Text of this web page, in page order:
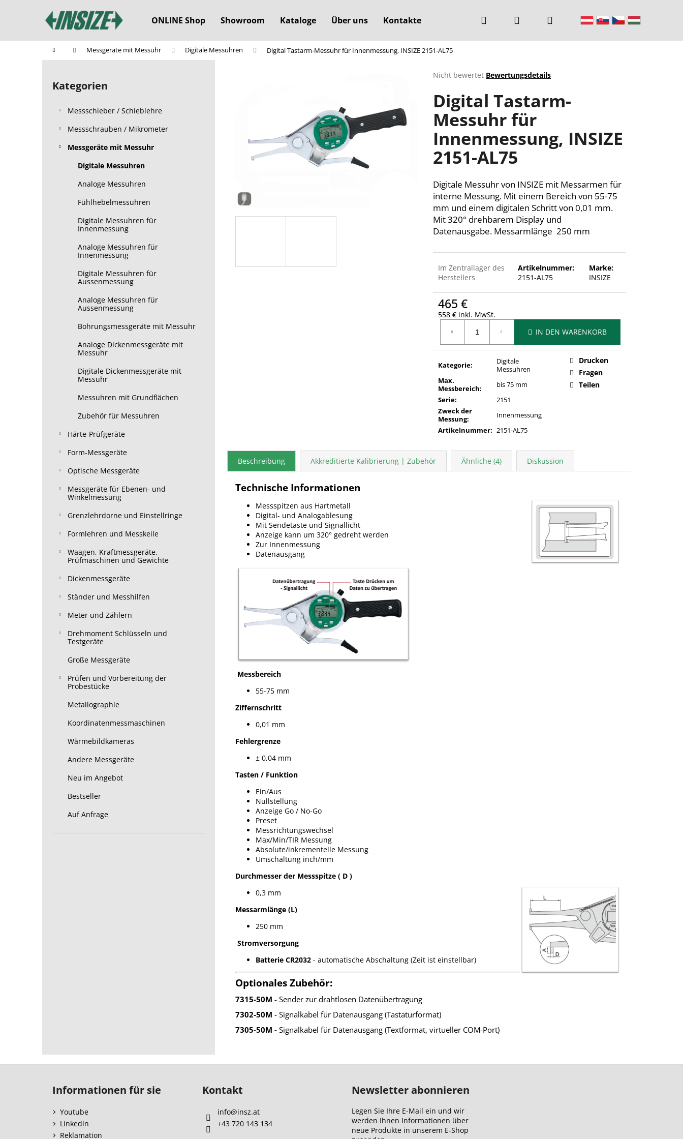
ONLINE Shop Showroom Kataloge Über uns Kontakte Suchen Warenkorb
StartseiteMessgeräte mit Messuhr Digitale Messuhren Digital Tastarm-Messuhr für Innenmessung, INSIZE 2151-AL75
S
Kategorien
überspringen
Kategorien
Messschieber / Schieblehre
Messschrauben / Mikrometer
Messgeräte mit Messuhr
Digitale Messuhren
Analoge Messuhren
Fühlhebelmessuhren
Digitale Messuhren für
Innenmessung
Analoge Messuhren für
Innenmessung
Digitale Messuhren für
Aussenmessung
Analoge Messuhren für
Aussenmessung
Bohrungsmessgeräte mit Messuhr
Analoge Dickenmessgeräte mit
Messuhr
Digitale Dickenmessgeräte mit
Messuhr
Messuhren mit Grundflächen
Zubehör für Messuhren
Härte-Prüfgeräte
Form-Messgeräte
Optische Messgeräte
Messgeräte für Ebenen- und
Winkelmessung
Grenzlehrdorne und Einstellringe
Formlehren und Messkeile
Waagen, Kraftmessgeräte,
Prüfmaschinen und Gewichte
Dickenmessgeräte
Ständer und Messhilfen
Meter und Zählern
Drehmoment Schlüsseln und
Testgeräte
Große Messgeräte
Prüfen und Vorbereitung der
Probestücke
Metallographie
Koordinatenmessmaschinen
Wärmebildkameras
Andere Messgeräte
Neu im Angebot
Bestseller
Auf Anfrage
Die
Produktbewertung
ist
0,0
von
5
Sternen.
Nicht bewertet Bewertungsdetails
Digital Tastarm-
Messuhr für
Innenmessung, INSIZE
2151-AL75
Digitale Messuhr von INSIZE mit Messarmen für
interne Messung. Mit einem Bereich von 55-75
mm und einem digitalen Schritt von 0,01 mm.
Mit 320° drehbarem Display und
Datenausgabe. Messarmlänge 250 mm
Im Zentrallager des
Herstellers
Artikelnummer:
2151-AL75
Marke:
INSIZE
465 €
558 € inkl. MwSt.
IN DEN WARENKORB
Kategorie:
Digitale
Messuhren
Max.
Messbereich:
bis 75 mm
Serie:
2151
Zweck der
Messung:
Innenmessung
Artikelnummer: 2151-AL75
Drucken
Fragen
Teilen
Beschreibung Akkreditierte Kalibrierung | Zubehör Ähnliche (4) Diskussion
Technische Informationen
Messspitzen aus Hartmetall
Digital- und Analogablesung
Mit Sendetaste und Signallicht
Anzeige kann um 320° gedreht werden
Zur Innenmessung
Datenausgang
Messbereich
55-75 mm
Ziffernschritt
0,01 mm
Fehlergrenze
± 0,04 mm
Tasten / Funktion
Ein/Aus
Nullstellung
Anzeige Go / No-Go
Preset
Messrichtungswechsel
Max/Min/TIR Messung
Absolute/inkrementelle Messung
Umschaltung inch/mm
Durchmesser der Messspitze ( D )
0,3 mm
Messarmlänge (L)
250 mm
Stromversorgung
Batterie CR2032 - automatische Abschaltung (Zeit ist einstellbar)
Optionales Zubehör:
7315-50M - Sender zur drahtlosen Datenübertragung
7302-50M - Signalkabel für Datenausgang (Tastaturformat)
7305-50M - Signalkabel für Datenausgang (Textformat, virtueller COM-Port)
e
Zurück
zum
Zurück
zum
Was suchen Sie?
Wir empfehlen
Informationen für sie
Youtube
Linkedin
Reklamation
Kontakt
info@insz.at
+43 720 143 134
Newsletter abonnieren
Legen Sie Ihre E-Mail ein und wir
werden Ihnen Informationen über
neue Produkte in unserem E-Shop